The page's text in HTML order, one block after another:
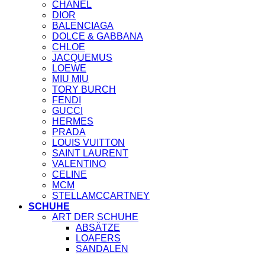
CHANEL
DIOR
BALENCIAGA
DOLCE & GABBANA
CHLOE
JACQUEMUS
LOEWE
MIU MIU
TORY BURCH
FENDI
GUCCI
HERMES
PRADA
LOUIS VUITTON
SAINT LAURENT
VALENTINO
CELINE
MCM
STELLAMCCARTNEY
SCHUHE
ART DER SCHUHE
ABSÄTZE
LOAFERS
SANDALEN